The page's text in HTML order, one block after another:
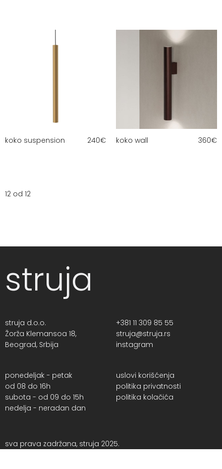
koko suspension 240€ koko wall 360€
12 od 12
struja
struja d.o.o.
Žorža Klemansoa 18,
Beograd, Srbija
+381 11 309 85 55
struja@struja.rs
instagram
ponedeljak - petak
od 08 do 16h
subota - od 09 do 15h
nedelja - neradan dan
uslovi korišćenja
politika privatnosti
politika kolačića
sva prava zadržana, struja 2025.